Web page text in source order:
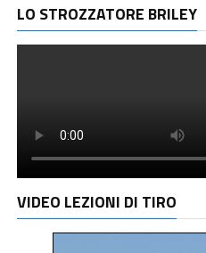
LO STROZZATORE BRILEY
VIDEO LEZIONI DI TIRO